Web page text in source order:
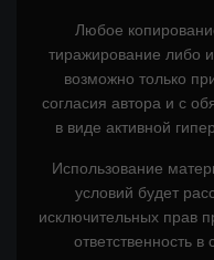
Любое
тиражирование либо
возможно только
согласия автора и с
в виде активной
Использование
условий будет
исключительных прав
ответственность